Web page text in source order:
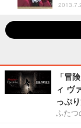
「冒
ィ ヴ
っぷ
ふたつ